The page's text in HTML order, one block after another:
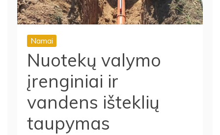
Namai
Nuotekų valymo
įrenginiai ir
vandens išteklių
taupymas